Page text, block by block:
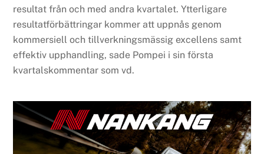
resultat från och med andra kvartalet. Ytterligare
resultatförbättringar kommer att uppnås genom
kommersiell och tillverkningsmässig excellens samt
effektiv upphandling, sade Pompei i sin första
kvartalskommentar som vd.